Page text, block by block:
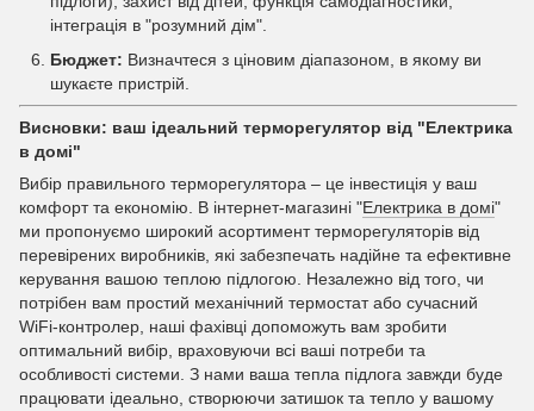
інтеграція в "розумний дім".
Бюджет: Визначтеся з ціновим діапазоном, в якому ви
шукаєте пристрій.
Висновки: ваш ідеальний терморегулятор від "Електрика
в домі"
Вибір правильного терморегулятора – це інвестиція у ваш
комфорт та економію. В інтернет-магазині "Електрика в домі"
ми пропонуємо широкий асортимент терморегуляторів від
перевірених виробників, які забезпечать надійне та ефективне
керування вашою теплою підлогою. Незалежно від того, чи
потрібен вам простий механічний термостат або сучасний
WiFi-контролер, наші фахівці допоможуть вам зробити
оптимальний вибір, враховуючи всі ваші потреби та
особливості системи. З нами ваша тепла підлога завжди буде
працювати ідеально, створюючи затишок та тепло у вашому